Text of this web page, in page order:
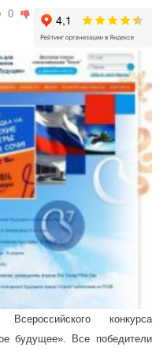
0
конкурса
будущее». Все победители